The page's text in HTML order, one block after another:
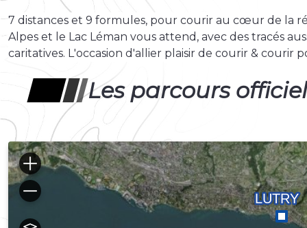
7 distances et 9 formules, pour courir au cœur de la
Alpes et le Lac Léman vous attend, avec des tracés
caritatives. L'occasion d'allier plaisir de courir & courir
Les parcours